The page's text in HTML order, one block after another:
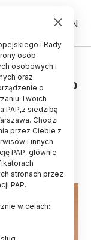
PL EN
osób po
i Rady
osób
osobowych i
oraz
o
Twoich
PAP,z siedzibą
Chodzi
przez Ciebie z
i innych
PAP, głównie
stronach przez
PAP.
w celach: